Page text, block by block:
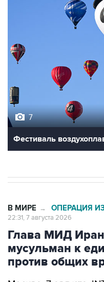
7
Фестиваль
В МИРЕ → ОПЕРАЦИЯ
22:31, 7 августа 2026
Глава МИД
мусульман к
против общих